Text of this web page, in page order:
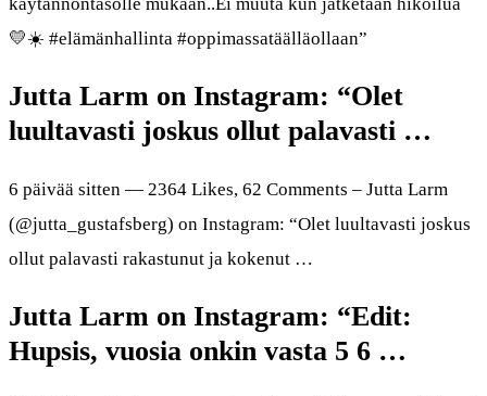
💛☀️ #elämänhallinta #oppimassatäälläollaan”
Jutta Larm on Instagram: “Olet
luultavasti joskus ollut palavasti …
6 päivää sitten — 2364 Likes, 62 Comments – Jutta Larm
(@jutta_gustafsberg) on Instagram: “Olet luultavasti joskus
ollut palavasti rakastunut ja kokenut …
Jutta Larm on Instagram: “Edit:
Hupsis, vuosia onkin vasta 5 6 …